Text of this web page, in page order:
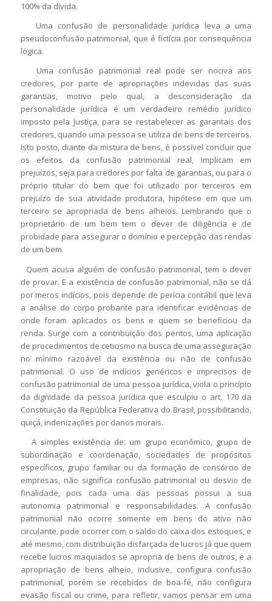
100% da dívida.
Uma confusão de personalidade jurídica leva a uma
pseudoconfusão patrimonial, que é fictícia por consequência
lógica.
Uma confusão patrimonial real pode ser nociva aos
credores, por parte de apropriações indevidas das suas
garantias, motivo pelo qual, a desconsideração da
personalidade jurídica é um verdadeiro remédio jurídico
imposto pela Justiça, para se restabelecer as garantais dos
credores, quando uma pessoa se utiliza de bens de terceiros.
Isto posto, diante da mistura de bens, é possível concluir que
os efeitos da confusão patrimonial real, implicam em
prejuízos, seja para credores por falta de garantias, ou para o
próprio titular do bem que foi utilizado por terceiros em
prejuízo de sua atividade produtora, hipótese em que um
terceiro se apropriada de bens alheios. Lembrando que o
proprietário de um bem tem o dever de diligência e de
probidade para assegurar o domínio e percepção das rendas
de um bem.
Quem acusa alguém de confusão patrimonial, tem o dever
de provar. E a existência de confusão patrimonial, não se dá
por meros indícios, pois depende de perícia contábil que leva
a análise do corpo probante para identificar evidências de
onde foram aplicados os bens e quem se beneficiou da
renda. Surge com a contribuição dos peritos, uma aplicação
de procedimentos de ceticismo na busca de uma asseguração
no mínimo razoável da existência ou não de confusão
patrimonial. O uso de indícios genéricos e imprecisos de
confusão patrimonial de uma pessoa jurídica, viola o princípio
da dignidade da pessoa jurídica que esculpiu o art. 170 da
Constituição da República Federativa do Brasil, possibilitando,
quiçá, indenizações por danos morais.
A simples existência de: um grupo econômico, grupo de
subordinação e coordenação, sociedades de propósitos
específicos, grupo familiar ou da formação de consórcio de
empresas, não significa confusão patrimonial ou desvio de
finalidade, pois cada uma das pessoas possui a sua
autonomia patrimonial e responsabilidades. A confusão
patrimonial não ocorre somente em bens do ativo não
circulante, pode ocorrer com o saldo do caixa dos estoques, e
até mesmo, com distribuição disfarçada de lucros já que quem
recebe lucros maquiados se apropria de bens de outros, e a
apropriação de bens alheio, inclusive, configura confusão
patrimonial, porém se recebidos de boa-fé, não configura
evasão fiscal ou crime, para refletir, vamos pensar em uma